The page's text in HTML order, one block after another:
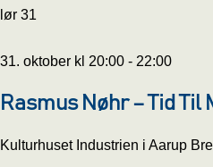
lør 31
31. oktober kl 20:00 - 22:00
Rasmus Nøhr – Tid
Kulturhuset Industrien i Aarup